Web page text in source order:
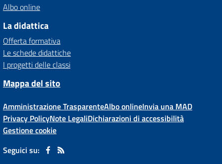
Albo online
La didattica
Offerta formativa
Le schede didattiche
I progetti delle classi
Mappa del sito
Amministrazione TrasparenteAlbo onlineInvia una MAD
Privacy PolicyNote LegaliDichiarazioni di accessibilità
Gestione cookie
Seguici su: